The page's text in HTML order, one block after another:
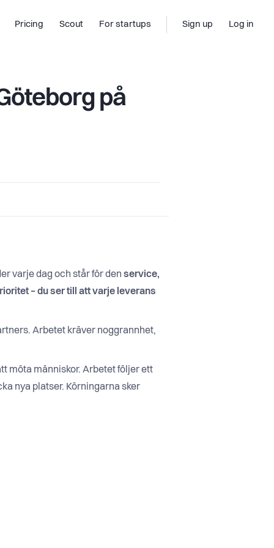
Pricing Scout For startups Sign up Log in
på
varje dag och står för den service,
– du ser till att varje leverans
Arbetet kräver noggrannhet,
möta människor. Arbetet följer ett
nya platser. Körningarna sker